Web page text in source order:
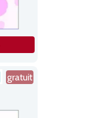
gratuit